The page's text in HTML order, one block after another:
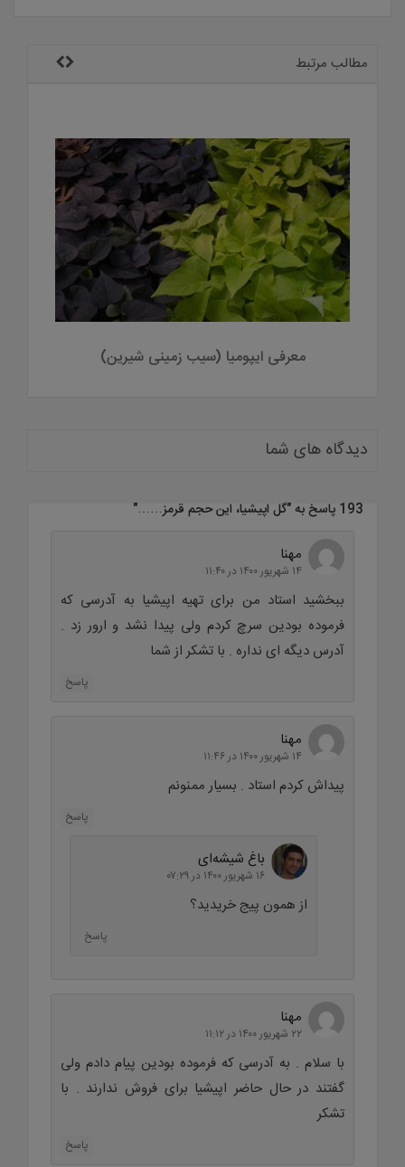
مطالب مرتبط
معرفی ایپومیا (سیب زمینی شیرین)
دیدگاه های شما
193 پاسخ به " گل اپیشیا، این حجم قرمز……"
مهنا
۱۴ شهریور ۱۴۰۰ در ۱۱:۴۰
ببخشید استاد من برای تهیه اپیشیا به آدرسی که
فرموده بودین سرچ کردم ولی پیدا نشد و ارور زد .
آدرس دیگه ای نداره . با تشکر از شما
پاسخ
مهنا
۱۴ شهریور ۱۴۰۰ در ۱۱:۴۶
پیداش کردم استاد . بسیار ممنونم
پاسخ
باغ شیشه‌ای
۱۶ شهریور ۱۴۰۰ در ۰۷:۲۹
از همون پیج خریدید؟
پاسخ
مهنا
۲۲ شهریور ۱۴۰۰ در ۱۱:۱۲
با سلام . به آدرسی که فرموده بودین پیام دادم ولی
گفتند در حال حاضر اپیشیا برای فروش ندارند . با
تشکر
پاسخ